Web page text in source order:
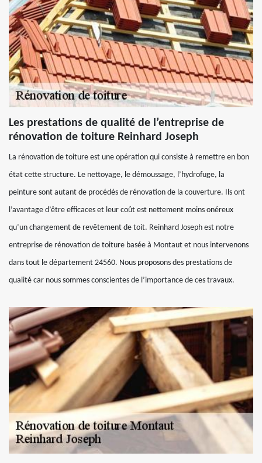
Les prestations de qualité de l’entreprise de
rénovation de toiture Reinhard Joseph
La rénovation de toiture est une opération qui consiste à remettre en bon
état cette structure. Le nettoyage, le démoussage, l’hydrofuge, la
peinture sont autant de procédés de rénovation de la couverture. Ils ont
l’avantage d’être efficaces et leur coût est nettement moins onéreux
qu’un changement de revêtement de toit. Reinhard Joseph est notre
entreprise de rénovation de toiture basée à Montaut et nous intervenons
dans tout le département 24560. Nous proposons des prestations de
qualité car nous sommes conscientes de l’importance de ces travaux.